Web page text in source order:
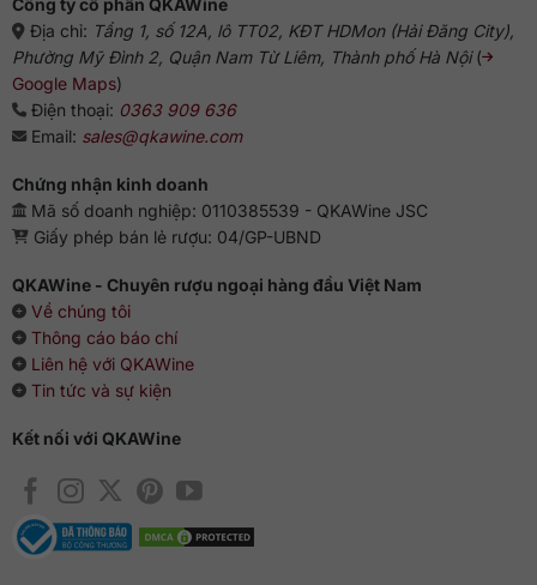
Địa chỉ: Tầng 1, số 12A, lô TT02, KĐT HDMon (Hải Đăng City),
Phường Mỹ Đình 2, Quận Nam Từ Liêm, Thành phố Hà Nội(
Google Maps)
Điện thoại: 0363 909 636
Email: sales@qkawine.com
Chứng nhận kinh doanh
Mã số doanh nghiệp: 0110385539 - QKAWine JSC
Giấy phép bán lẻ rượu: 04/GP-UBND
QKAWine - Chuyên rượu ngoại hàng đầu Việt Nam
Về chúng tôi
Thông cáo báo chí
Liên hệ với QKAWine
Tin tức và sự kiện
Kết nối với QKAWine